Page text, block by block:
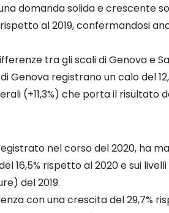
domanda solida e crescente
al 2019, confermandosi
tra gli scali di Genova e
registrano un calo del
(+11,3%) che porta il risultato
nel corso del 2020, ha
16,5% rispetto al 2020 e sui
del 2019.
con una crescita del 29,7%